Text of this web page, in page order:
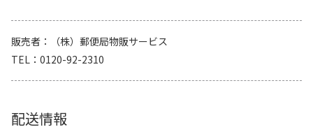
販売者
（株）郵便局物販サービス
TEL
0120-92-2310
配送情報